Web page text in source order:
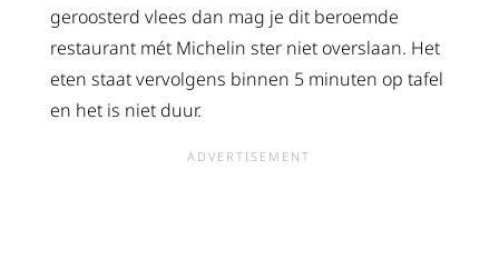
geroosterd vlees dan mag je dit beroemde
restaurant mét Michelin ster niet overslaan. Het
eten staat vervolgens binnen 5 minuten op tafel
en het is niet duur.